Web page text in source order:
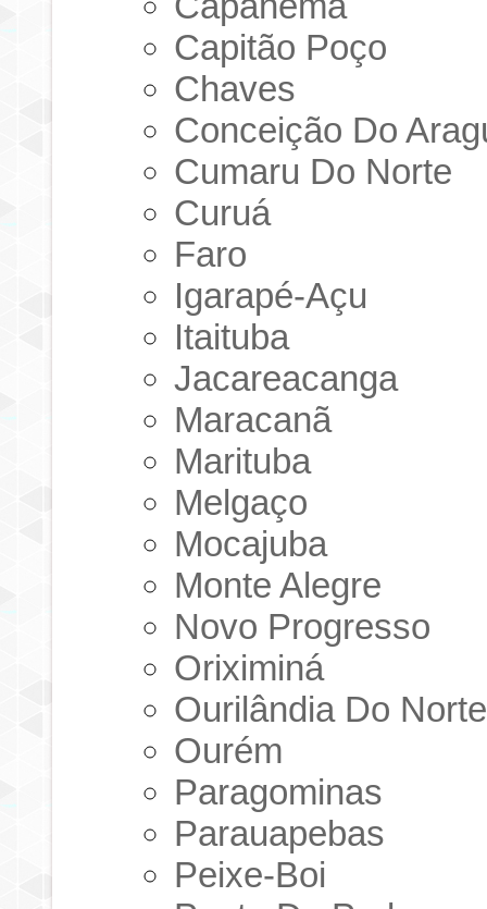
Capitão Poço
Chaves
Conceição Do
Cumaru Do Norte
Curuá
Faro
Igarapé-Açu
Itaituba
Jacareacanga
Maracanã
Marituba
Melgaço
Mocajuba
Monte Alegre
Novo Progresso
Oriximiná
Ourilândia Do Norte
Ourém
Paragominas
Parauapebas
Peixe-Boi